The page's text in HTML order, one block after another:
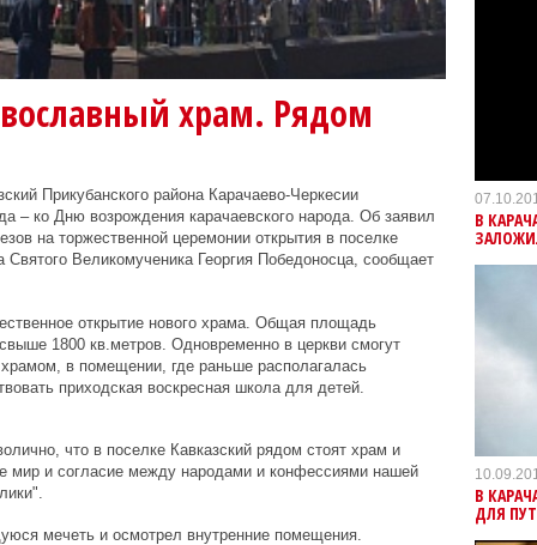
храм. Рядом
Прикубанского района Карачаево-Черкесии
– ко Дню возрождения карачаевского народа. Об заявил
на торжественной церемонии открытия в поселке
Святого Великомученика Георгия Победоносца, сообщает
открытие нового храма. Общая площадь
1800 кв.метров. Одновременно в церкви смогут
в помещении, где раньше располагалась
приходская воскресная школа для детей.
что в поселке Кавказский рядом стоят храм и
мир и согласие между народами и конфессиями нашей
мечеть и осмотрел внутренние помещения.
В
В
ДЛЯ